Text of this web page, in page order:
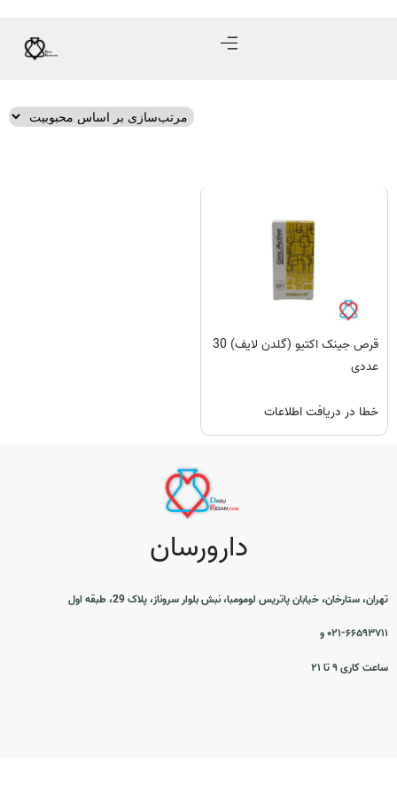
قرص جینک اکتیو (گلدن لایف) 30
عددی
خطا در دریافت اطلاعات
دارورسان
تهران، ستارخان، خیابان پاتریس لومومبا، نبش بلوار سروناز، پلاک 29، طبقه اول
۰۲۱-۶۶۵۹۳۷۱۱ و
ساعت کاری ۹ تا ۲۱